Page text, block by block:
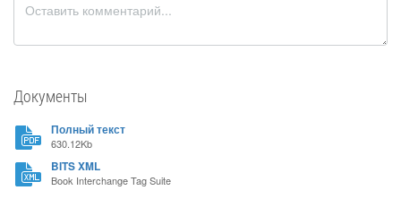
Документы
Полный текст
630.12Kb
BITS XML
Book Interchange Tag Suite